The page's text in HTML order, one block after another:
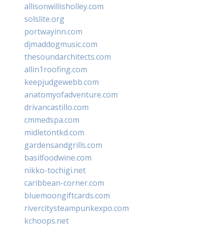
allisonwillisholley.com
solslite.org
portwayinn.com
djmaddogmusic.com
thesoundarchitects.com
allin1roofing.com
keepjudgewebb.com
anatomyofadventure.com
drivancastillo.com
cmmedspa.com
midletontkd.com
gardensandgrills.com
basilfoodwine.com
nikko-tochigi.net
caribbean-corner.com
bluemoongiftcards.com
rivercitysteampunkexpo.com
kchoops.net